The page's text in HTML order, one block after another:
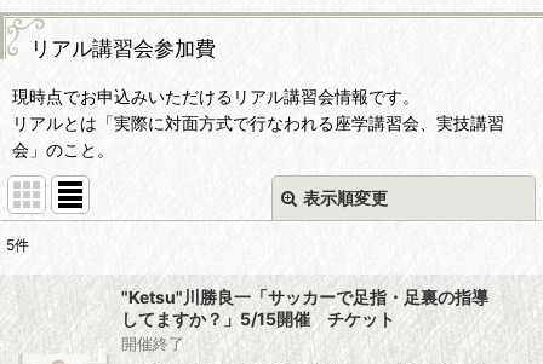
リアル講習会参加費
現時点でお申込みいただけるリアル講習会情報です。
リアルとは「実際に対面方式で行なわれる座学講習会、実技講習
会」のこと。
表示順変更
並び順:
5件
"Ketsu"川勝良一「サッカーで足指・足裏の指導
してますか？」5/15開催 チケット
開催終了